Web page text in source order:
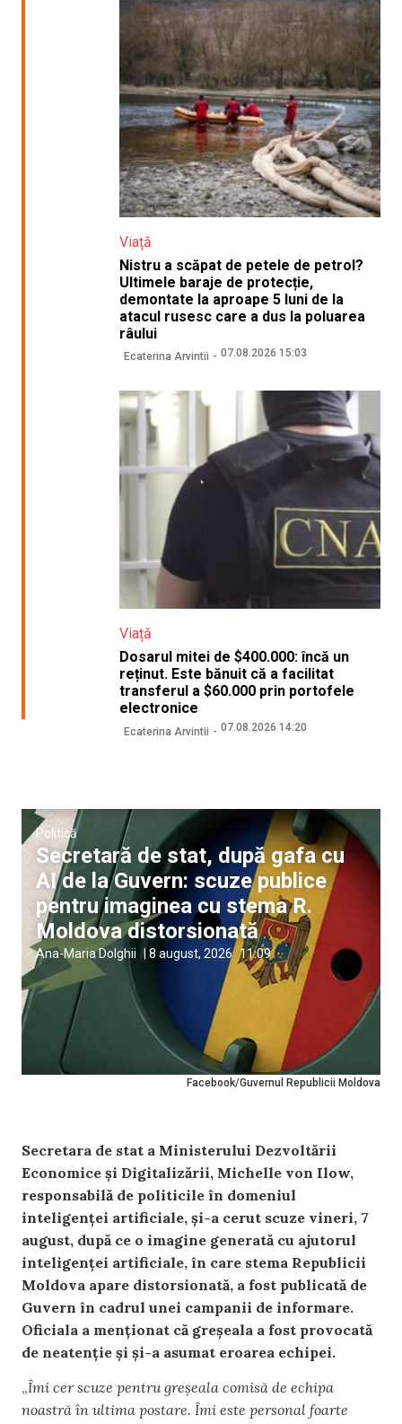
Viață
Nistru a scăpat de petele de petrol?
Ultimele baraje de protecție,
demontate la aproape 5 luni de la
atacul rusesc care a dus la poluarea
râului
Ecaterina Arvintii 07.08.2026 15:03
Viață
Dosarul mitei de $400.000: încă un
reținut. Este bănuit că a facilitat
transferul a $60.000 prin portofele
electronice
Ecaterina Arvintii 07.08.2026 14:20
Facebook/Guvernul Republicii Moldova
Politică
Secretară de stat, după gafa cu
AI de la Guvern: scuze publice
pentru imaginea cu stema R.
Moldova distorsionată
Ana-Maria Dolghii 8 august, 2026 11:09
Secretara de stat a Ministerului Dezvoltării
Economice și Digitalizării, Michelle von Ilow,
responsabilă de politicile în domeniul
inteligenței artificiale, și-a cerut scuze vineri, 7
august, după ce o imagine generată cu ajutorul
inteligenței artificiale, în care stema Republicii
Moldova apare distorsionată, a fost publicată de
Guvern în cadrul unei campanii de informare.
Oficiala a menționat că greșeala a fost provocată
de neatenție și și-a asumat eroarea echipei.
„Îmi cer scuze pentru greșeala comisă de echipa
noastră în ultima postare. Îmi este personal foarte